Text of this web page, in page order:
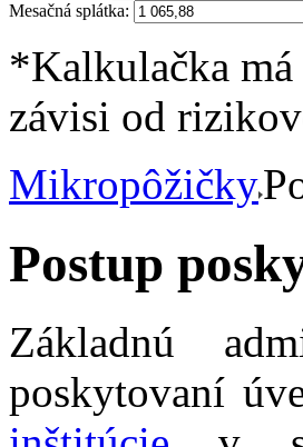
Mesačná splátka:
*Kalkulačka
závisi od
Mikropôžičky
Postup
Základnú
poskytovaní